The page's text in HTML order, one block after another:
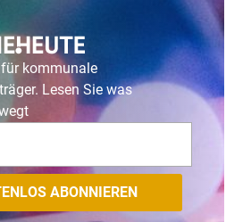
kommunale
Lesen Sie was